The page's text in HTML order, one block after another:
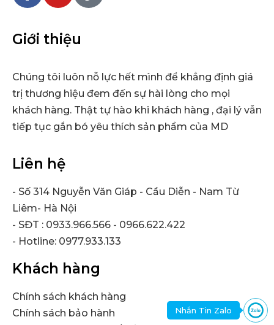
Giới thiệu
Chúng tôi luôn nỗ lực hết mình để khẳng định giá
trị thương hiệu đem đến sự hài lòng cho mọi
khách hàng. Thật tự hào khi khách hàng , đại lý vẫn
tiếp tục gắn bó yêu thích sản phẩm của MD
Liên hệ
- Số 314 Nguyễn Văn Giáp - Cầu Diễn - Nam Từ
Liêm- Hà Nội
- SĐT : 0933.966.566 - 0966.622.422
- Hotline: 0977.933.133
Khách hàng
Chính sách khách hàng
Chính sách bảo hành
Nhắn Tin Zalo